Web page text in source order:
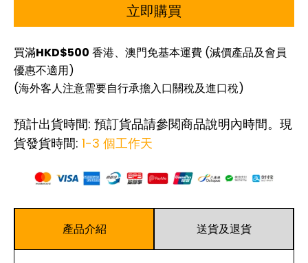
立即購買
買滿HKD$500 香港、澳門免基本運費 (減價產品及會員
優惠不適用)
(海外客人注意需要自行承擔入口關稅及進口稅)
預計出貨時間: 預訂貨品請參閱商品說明內時間。現
貨發貨時間: 1-3 個工作天
產品介紹 送貨及退貨